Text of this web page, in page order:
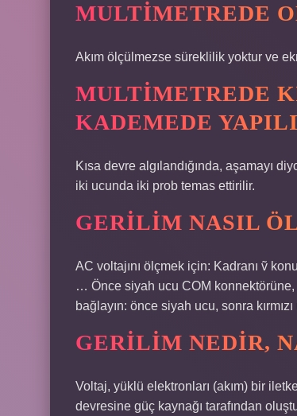
MULTIMETREDE
Akım ölçülmezse süreklilik yoktur ve
MULTIMETREDE
KADEMEDE
Kısa devre algılandığında, aşamayı
iki ucunda iki prob temas ettirilir.
GERILIM NASIL
AC voltajını ölçmek için: Kadranı ṽ
… Önce siyah ucu COM konnektörüne,
bağlayın: önce siyah ucu, sonra
GERILIM NEDIR,
Voltaj, yüklü elektronları (akım) bir
devresine güç kaynağı tarafından